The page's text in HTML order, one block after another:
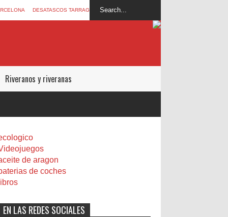
DESATASCOS TARRAGONA
Riveranos y riveranas
de aragon
de coches
libros
EN LAS REDES SOCIALES